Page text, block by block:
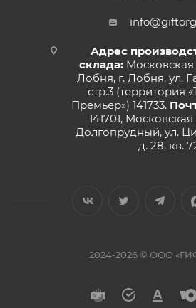
Адрес
склада: Московская
Лобня, г. Лобня, ул.
стр.3 (территория
Премьер») 141733.
141701, Московская
Долгопрудный, ул.
д. 28, кв.
2024-2026 © ООО